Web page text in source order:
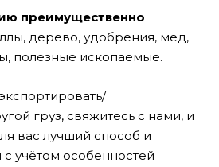
преимущественно
дерево, удобрения, мёд,
полезные ископаемые.
груз, свяжитесь с нами, и
вас лучший способ и
учётом особенностей